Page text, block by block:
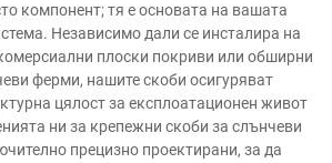
компонент; тя е основата на вашата
Независимо дали се инсталира на
плоски покриви или обширни
ферми, нашите скоби осигуряват
цялост за експлоатационен живот
ни за крепежни скоби за слънчеви
прецизно проектирани, за да